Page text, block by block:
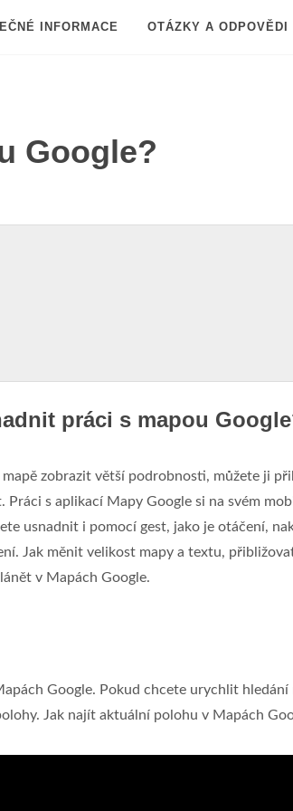
INFORMACE OTÁZKY A ODPOVĚDI
Google?
práci s mapou
zobrazit větší podrobnosti, můžete ji
Práci s aplikací Mapy Google si na svém
usnadnit i pomocí gest, jako je otáčení,
Jak měnit velikost mapy a textu,
v Mapách Google.
Google. Pokud chcete urychlit hledání
Jak najít aktuální polohu v Mapách